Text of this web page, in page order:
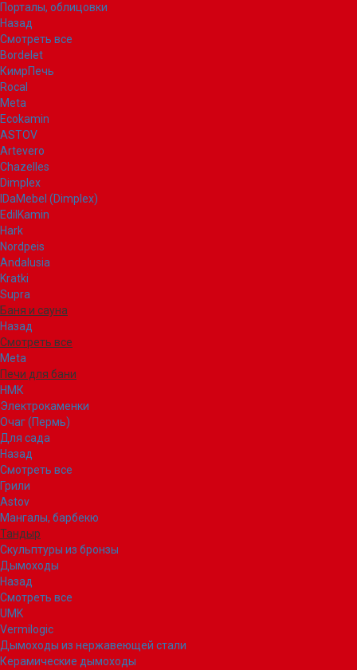
Порталы, облицовки
Назад
Смотреть все
Bordelet
КимрПечь
Rocal
Meta
Ecokamin
ASTOV
Artevero
Chazelles
Dimplex
IDaMebel (Dimplex)
EdilKamin
Hark
Nordpeis
Andalusia
Kratki
Supra
Баня и сауна
Назад
Смотреть все
Meta
Печи для бани
НМК
Электрокаменки
Очаг (Пермь)
Для сада
Назад
Смотреть все
Грили
Astov
Мангалы, барбекю
Тандыр
Скульптуры из бронзы
Дымоходы
Назад
Смотреть все
UMK
Vermilogic
Дымоходы из нержавеющей стали
Керамические дымоходы